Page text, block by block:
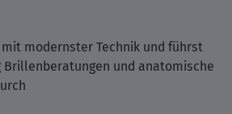
modernster Technik und führst
Brillenberatungen und anatomische